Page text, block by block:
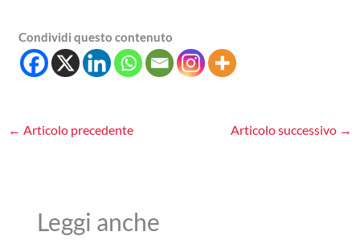
Condividi questo contenuto
← Articolo precedente Articolo successivo →
Leggi anche